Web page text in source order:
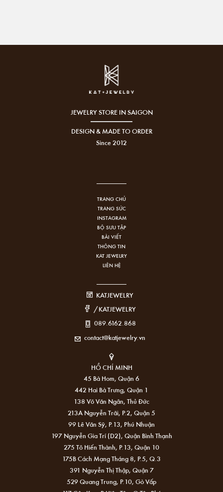
JEWELRY STORE IN SAIGON
DESIGN & MADE TO ORDER
Since 2012
TRANG CHỦ
TRANG SỨC
INSTAGRAM
BỘ SƯU TẬP
BÀI VIẾT
THÔNG TIN
KAT JEWELRY
LIÊN HỆ
KATJEWELRY
/KATJEWELRY
089.6162.868
contact@katjewelry.vn
HỒ CHÍ MINH
45 Bà Hom, Quận 6
442 Hai Bà Trưng, Quận 1
138 Võ Văn Ngân, Thủ Đức
213A Nguyễn Trãi, P.2, Quận 5
99 Lê Văn Sỹ, P.13, Phú Nhuận
197 Nguyễn Gia Trí (D2), Quận Bình Thạnh
275 Tô Hiến Thành, P.13, Quận 10
175B Cách Mạng Tháng 8, P.5, Q.3
391 Nguyễn Thị Thập, Quận 7
529 Quang Trung, P.10, Gò Vấp